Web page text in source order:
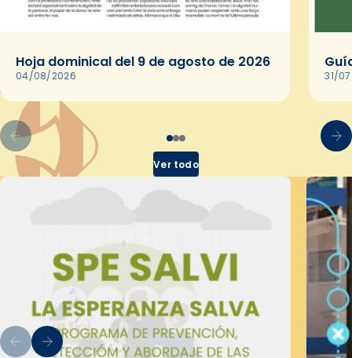
Hoja dominical del 9 de agosto de 2026
04/08/2026 31/
Ver todo